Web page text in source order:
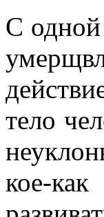
С одной
тело
кое-